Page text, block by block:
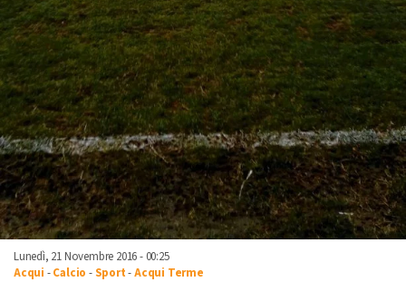
Lunedì, 21 Novembre 2016 - 00:25
Acqui -Calcio -Sport-Acqui Terme